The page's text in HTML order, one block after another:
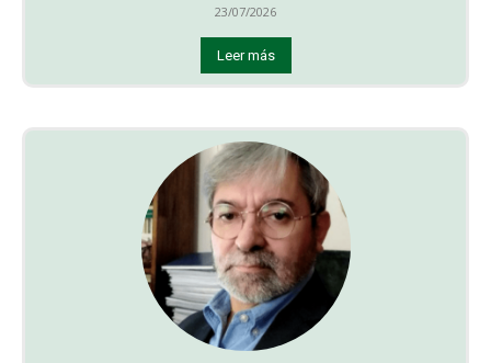
23/07/2026
Leer más